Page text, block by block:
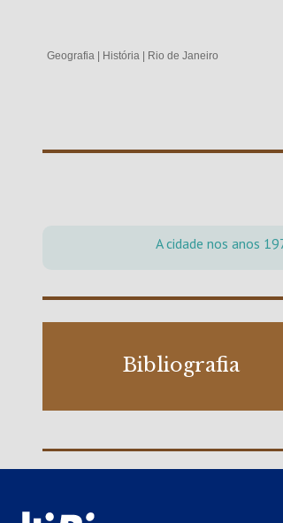
Geografia História Rio de Janeiro
A cidade nos anos
Bibliografia